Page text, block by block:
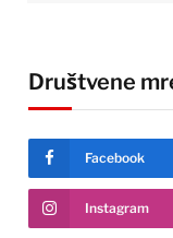
Društvene
Facebook
Instagram